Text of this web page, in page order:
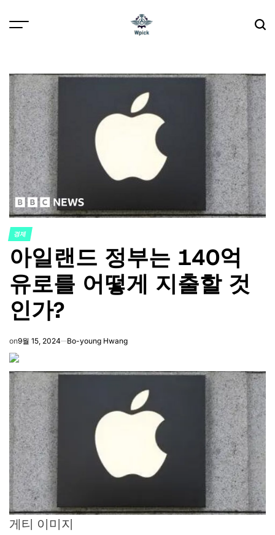
POSTED
IN
경제
아일랜드 정부는 140억
유로를 어떻게 지출할 것
인가?
on9월 15, 2024 Bo-young Hwang
게티 이미지